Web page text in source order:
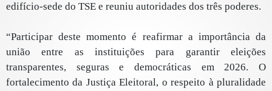
edifício-sede do TSE e reuniu autoridades dos três poderes.
“Participar deste momento é reafirmar a importância da
união entre as instituições para garantir eleições
transparentes, seguras e democráticas em 2026. O
fortalecimento da Justiça Eleitoral, o respeito à pluralidade